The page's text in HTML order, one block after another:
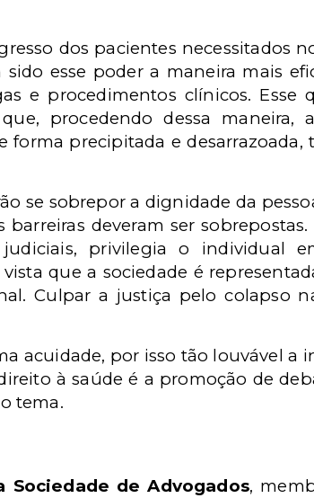
dos pacientes necessitados
esse poder a maneira mais
e procedimentos clínicos. Esse
procedendo dessa maneira,
forma precipitada e
se sobrepor a dignidade da
deveram ser
privilegia o individual
que a sociedade é
Culpar a justiça pelo colapso
acuidade, por isso tão louvável a
à saúde é a promoção de
tema.
Sociedade de Advogados,